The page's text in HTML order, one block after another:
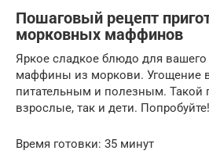
Пошаговый рецепт
морковных маффинов
Яркое сладкое блюдо для
маффины из моркови. Угощение
питательным и полезным. Такой
взрослые, так и дети. Попробуйте!
Время готовки: 35 минут